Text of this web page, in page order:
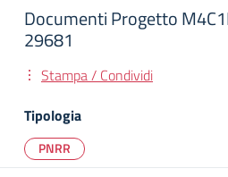
Documenti Progetto
29681
Stampa / Condividi
Tipologia
PNRR